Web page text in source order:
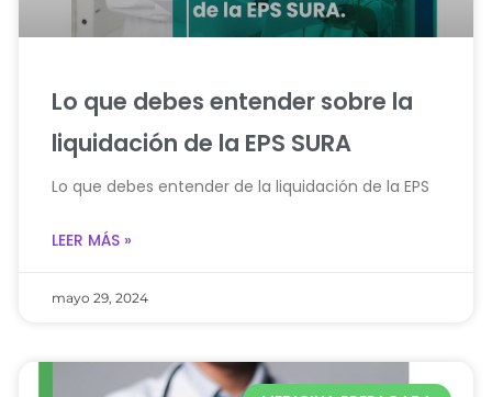
Lo que debes entender sobre la
liquidación de la EPS SURA
Lo que debes entender de la liquidación de la EPS
LEER MÁS »
mayo 29, 2024